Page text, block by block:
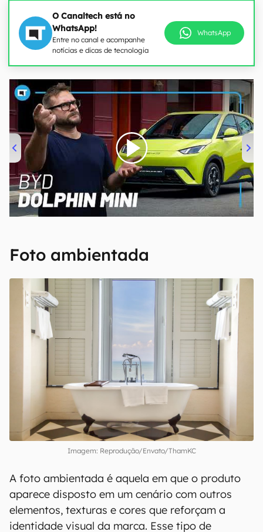
O Canaltech está no
WhatsApp!
Entre no canal e acompanhe
notícias e dicas de tecnologia
WhatsApp
00:00/04:07
Foto ambientada
Imagem: Reprodução/Envato/ThamKC
A foto ambientada é aquela em que o produto
aparece disposto em um cenário com outros
elementos, texturas e cores que reforçam a
identidade visual da marca. Esse tipo de